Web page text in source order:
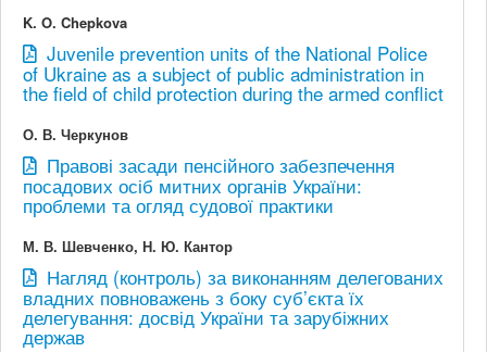
K. O. Chepkova
Juvenile prevention units of the National Police
of Ukraine as a subject of public administration in
the field of child protection during the armed conflict
О. В. Черкунов
Правові засади пенсійного забезпечення
посадових осіб митних органів України:
проблеми та огляд судової практики
М. В. Шевченко, Н. Ю. Кантор
Нагляд (контроль) за виконанням делегованих
владних повноважень з боку суб’єкта їх
делегування: досвід України та зарубіжних
держав